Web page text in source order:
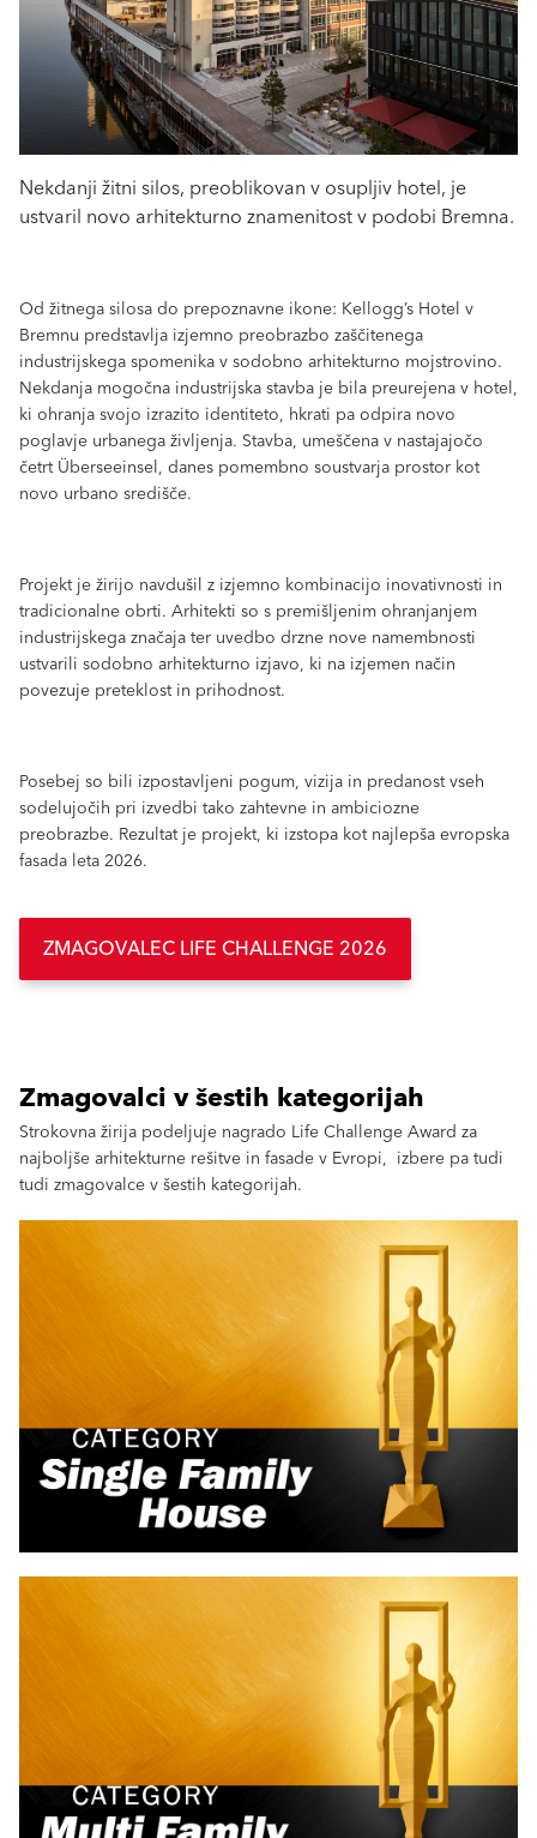
Nekdanji žitni silos, preoblikovan v osupljiv hotel, je
ustvaril novo arhitekturno znamenitost v podobi Bremna.
Od žitnega silosa do prepoznavne ikone: Kellogg’s Hotel v
Bremnu predstavlja izjemno preobrazbo zaščitenega
industrijskega spomenika v sodobno arhitekturno mojstrovino.
Nekdanja mogočna industrijska stavba je bila preurejena v hotel,
ki ohranja svojo izrazito identiteto, hkrati pa odpira novo
poglavje urbanega življenja. Stavba, umeščena v nastajajočo
četrt Überseeinsel, danes pomembno soustvarja prostor kot
novo urbano središče.
Projekt je žirijo navdušil z izjemno kombinacijo inovativnosti in
tradicionalne obrti. Arhitekti so s premišljenim ohranjanjem
industrijskega značaja ter uvedbo drzne nove namembnosti
ustvarili sodobno arhitekturno izjavo, ki na izjemen način
povezuje preteklost in prihodnost.
Posebej so bili izpostavljeni pogum, vizija in predanost vseh
sodelujočih pri izvedbi tako zahtevne in ambiciozne
preobrazbe. Rezultat je projekt, ki izstopa kot najlepša evropska
fasada leta 2026.
ZMAGOVALEC LIFE CHALLENGE 2026
Zmagovalci v šestih kategorijah
Strokovna žirija podeljuje nagrado Life Challenge Award za
najboljše arhitekturne rešitve in fasade v Evropi, izbere pa tudi
tudi zmagovalce v šestih kategorijah.